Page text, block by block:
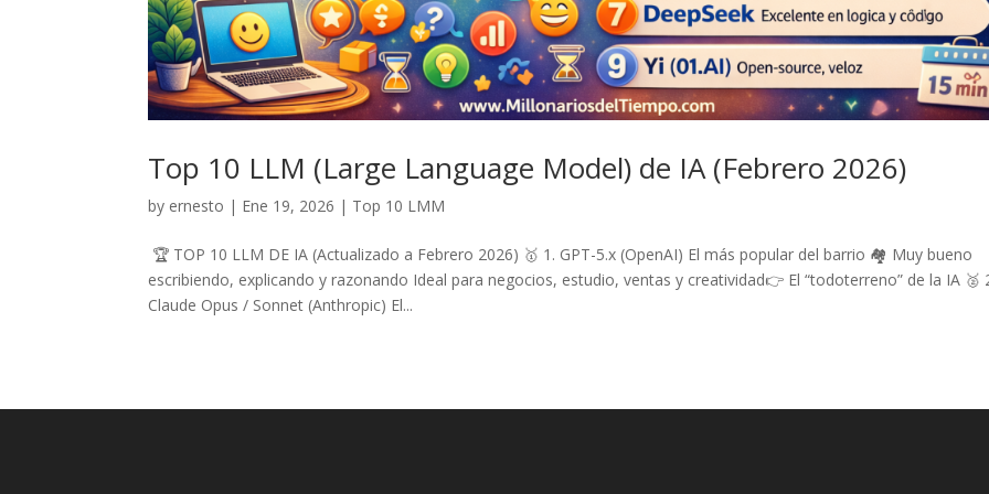
Top 10 LLM (Large Language Model) de IA (Febrero 2026)
by ernesto | Ene 19, 2026 | Top 10 LMM
🏆 TOP 10 LLM DE IA (Actualizado a Febrero 2026) 🥇 1. GPT-5.x (OpenAI) El más popular del barrio 🏘️ Muy bueno
escribiendo, explicando y razonando Ideal para negocios, estudio, ventas y creatividad👉 El “todoterreno” de la IA 🥈
Claude Opus / Sonnet (Anthropic) El...